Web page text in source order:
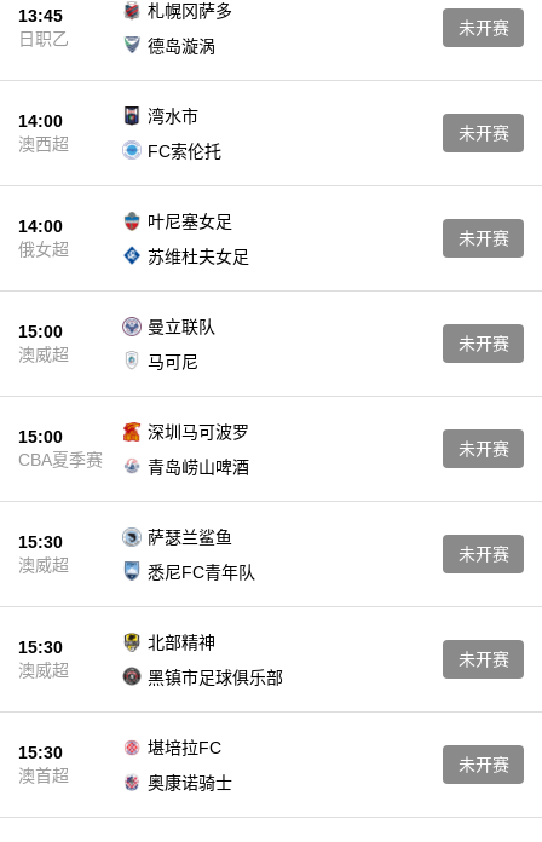
13:45
日职乙
札幌冈萨多
德岛漩涡
未开赛
14:00
澳西超
湾水市
FC索伦托
未开赛
14:00
俄女超
叶尼塞女足
苏维杜夫女足
未开赛
15:00
澳威超
曼立联队
马可尼
未开赛
15:00
CBA夏季赛
深圳马可波罗
青岛崂山啤酒
未开赛
15:30
澳威超
萨瑟兰鲨鱼
悉尼FC青年队
未开赛
15:30
澳威超
北部精神
黑镇市足球俱乐部
未开赛
15:30
澳首超
堪培拉FC
奥康诺骑士
未开赛